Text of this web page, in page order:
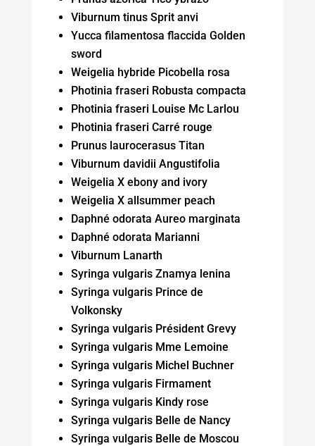
Viburnum tinus Sprit anvi
Yucca filamentosa flaccida Golden
sword
Weigelia hybride Picobella rosa
Photinia fraseri Robusta compacta
Photinia fraseri Louise Mc Larlou
Photinia fraseri Carré rouge
Prunus laurocerasus Titan
Viburnum davidii Angustifolia
Weigelia X ebony and ivory
Weigelia X allsummer peach
Daphné odorata Aureo marginata
Daphné odorata Marianni
Viburnum Lanarth
Syringa vulgaris Znamya lenina
Syringa vulgaris Prince de
Volkonsky
Syringa vulgaris Président Grevy
Syringa vulgaris Mme Lemoine
Syringa vulgaris Michel Buchner
Syringa vulgaris Firmament
Syringa vulgaris Kindy rose
Syringa vulgaris Belle de Nancy
Syringa vulgaris Belle de Moscou